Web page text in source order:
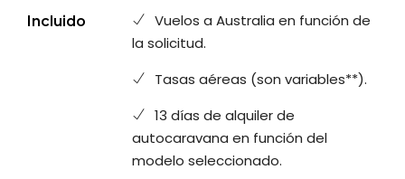
Incluido
Vuelos a Australia en función de
la solicitud.
Tasas aéreas (son variables**).
13 días de alquiler de
autocaravana en función del
modelo seleccionado.